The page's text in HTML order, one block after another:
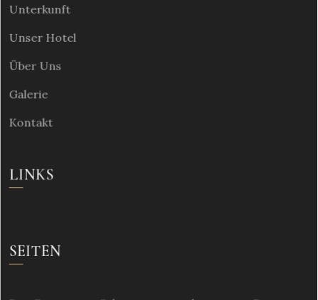
Unterkunft
Unser Hotel
Über Uns
Galerie
Kontakt
LINKS
SEITEN